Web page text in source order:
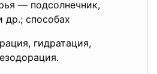
— подсолнечник,
др.; способах
гидратация,